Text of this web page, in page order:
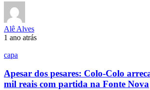
Alê Alves
1 ano atrás
capa
Apesar dos pesares: Colo-Colo
mil reais com partida na Fonte Nova